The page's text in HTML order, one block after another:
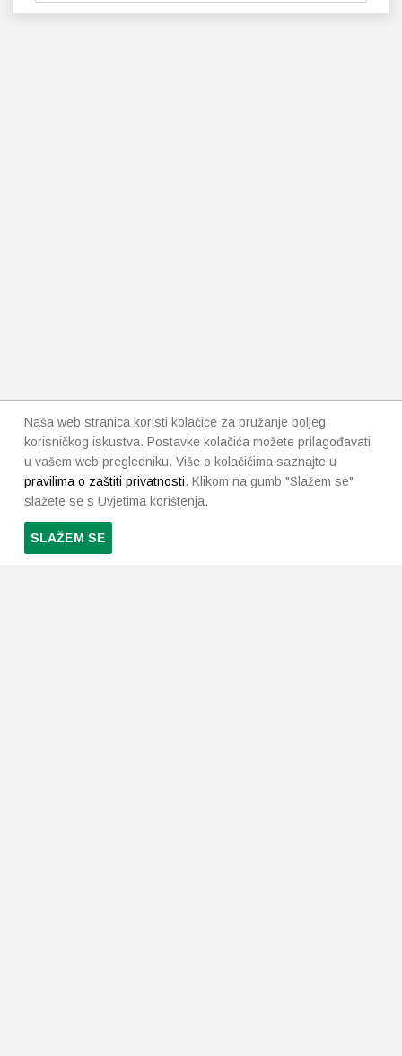
Naša web stranica koristi kolačiće za pružanje boljeg
korisničkog iskustva. Postavke kolačića možete prilagođavati
u vašem web pregledniku. Više o kolačićima saznajte u
pravilima o zaštiti privatnosti. Klikom na gumb "Slažem se"
slažete se s Uvjetima korištenja.
SLAŽEM SE